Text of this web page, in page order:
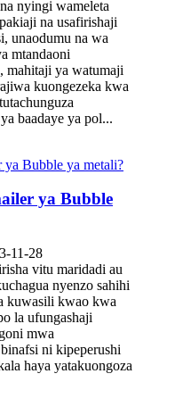
nyingi wameleta
na usafirishaji
unaodumu na wa
mtandaoni
mahitaji ya watumaji
kuongezeka kwa
baadaye ya pol...
ya Bubble
11-28
vitu maridadi au
nyenzo sahihi
kuwasili kwao kwa
la ufungashaji
mwa
ni kipeperushi
haya yatakuongoza